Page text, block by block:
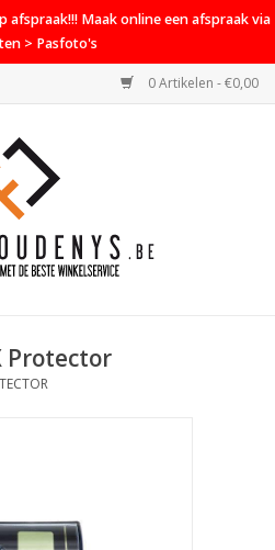
afspraak!!! Maak online een afspraak via
> Pasfoto's
0 Artikelen - €0,00
Protector